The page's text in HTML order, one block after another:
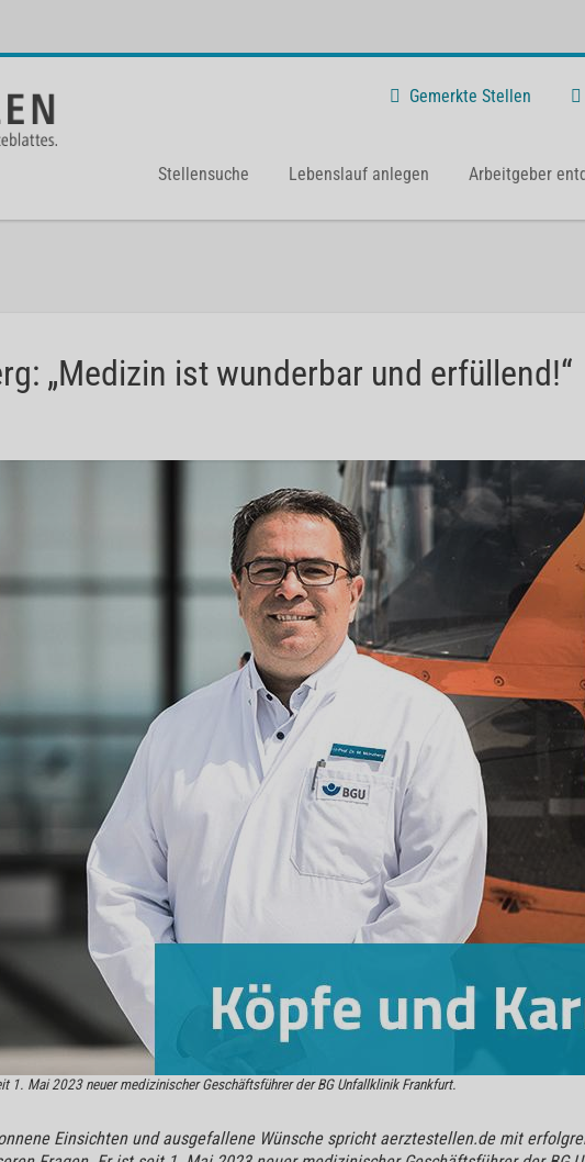
Gemerkte Stellen
Stellensuche Lebenslauf anlegen Arbeitgeber
„Medizin ist wunderbar und erfüllend!“
1. Mai 2023 neuer medizinischer Geschäftsführer der BG Unfallklinik Frankfurt.
Einsichten und ausgefallene Wünsche spricht aerztestellen.de mit